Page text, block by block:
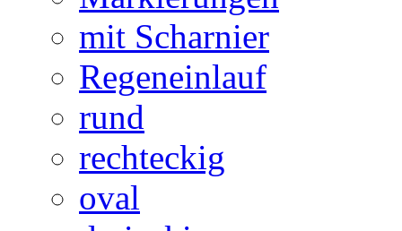
mit Scharnier
Regeneinlauf
rund
rechteckig
oval